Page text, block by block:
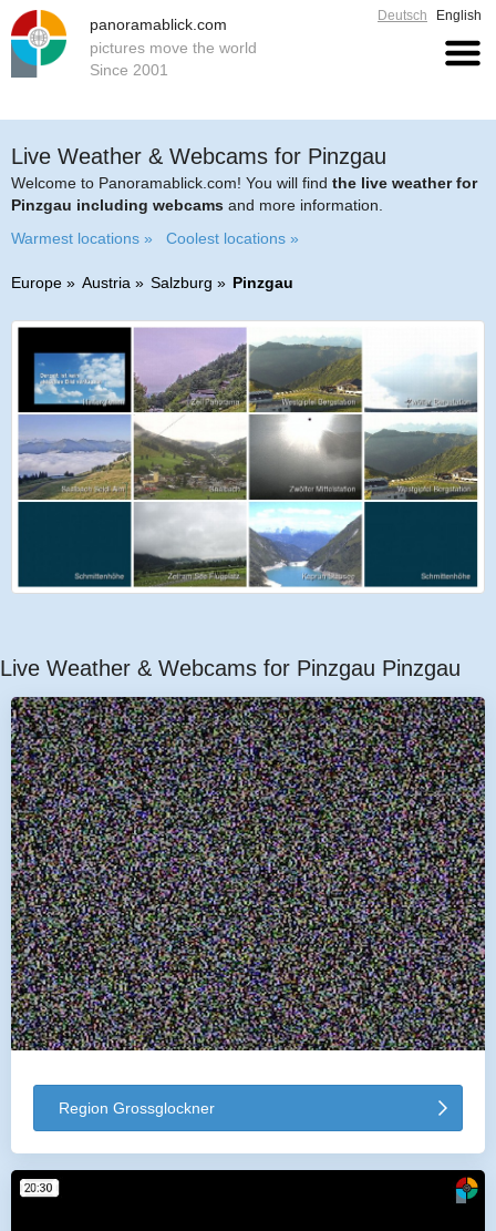
panoramablick.com
pictures move the world
Since 2001
Deutsch English
Live Weather & Webcams for Pinzgau
Welcome to Panoramablick.com! You will find the live weather for
Pinzgau including webcams and more information.
Warmest locations »
Coolest locations »
Europe Austria Salzburg Pinzgau
Live Weather & Webcams for Pinzgau Pinzgau
Region Grossglockner